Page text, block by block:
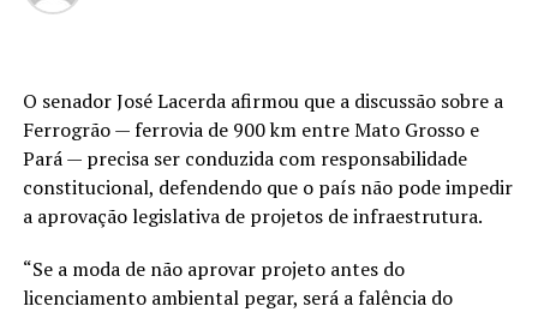
O senador José Lacerda afirmou que a discussão sobre a
Ferrogrão — ferrovia de 900 km entre Mato Grosso e
Pará — precisa ser conduzida com responsabilidade
constitucional, defendendo que o país não pode impedir
a aprovação legislativa de projetos de infraestrutura.
“Se a moda de não aprovar projeto antes do
licenciamento ambiental pegar, será a falência do